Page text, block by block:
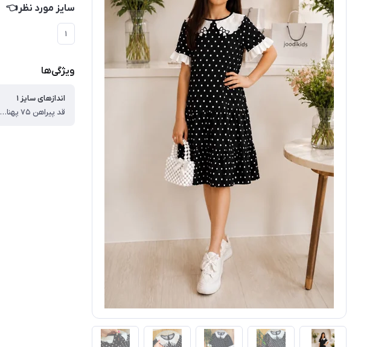
سایز مورد نظر👈
۱
ویژگی‌ها
اندازهای سایز ۱
قد پیراهن ۷۵ پهنا از یکطرف ۳۸ سانت